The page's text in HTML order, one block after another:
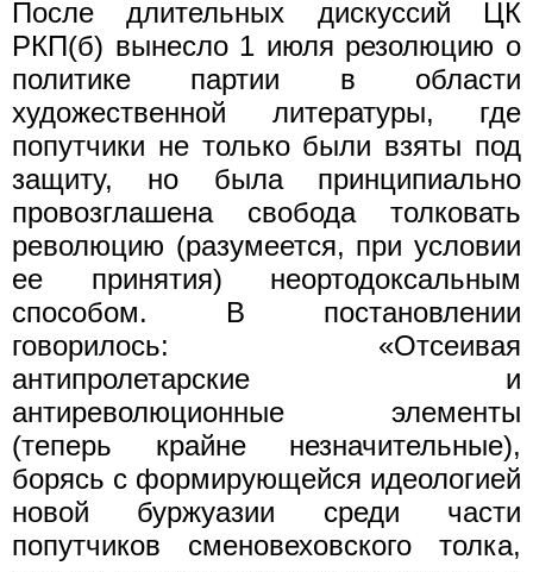
После длительных дискуссий ЦК
РКП(б) вынесло 1 июля резолюцию о
политике партии в области
художественной литературы, где
попутчики не только были взяты под
защиту, но была принципиально
провозглашена свобода толковать
революцию (разумеется, при условии
ее принятия) неортодоксальным
способом. В постановлении
говорилось: «Отсеивая
антипролетарские и
антиреволюционные элементы
(теперь крайне незначительные),
борясь с формирующейся идеологией
новой буржуазии среди части
попутчиков сменовеховского толка,